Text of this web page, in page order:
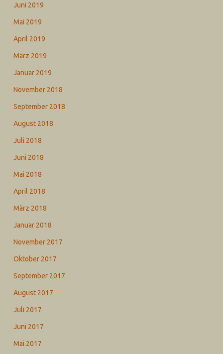
Juni 2019
Mai 2019
April 2019
März 2019
Januar 2019
November 2018
September 2018
August 2018
Juli 2018
Juni 2018
Mai 2018
April 2018
März 2018
Januar 2018
November 2017
Oktober 2017
September 2017
August 2017
Juli 2017
Juni 2017
Mai 2017